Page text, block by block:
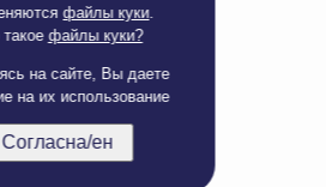
файлы куки.
файлы куки?
на сайте, Вы даете
на их использование
Согласна/ен
Полная версия сайта